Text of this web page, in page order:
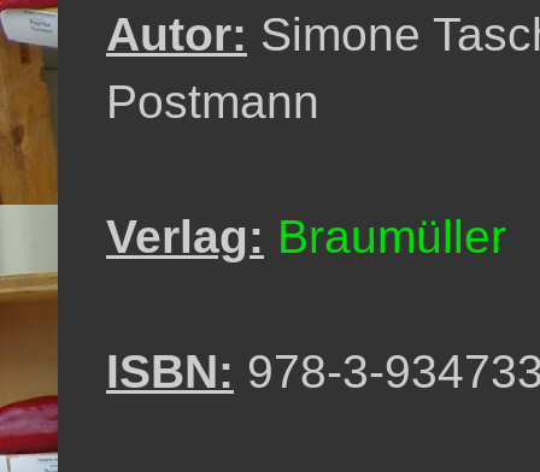
Autor: Simone
Postmann
Verlag: Braumüller
ISBN: 978-3-